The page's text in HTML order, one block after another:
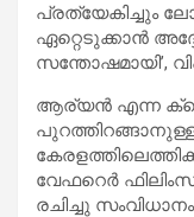
പ്രത്യേകിച്ചും
ഏറ്റെടുക്കാൻ
സന്തോഷമായി’,
ആര്യൻ എന്ന
പുറത്തിറങ്ങാനുള്ള
വേഫറെർ
രചിച്ചു